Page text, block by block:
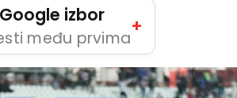
izbor
među prvima
+